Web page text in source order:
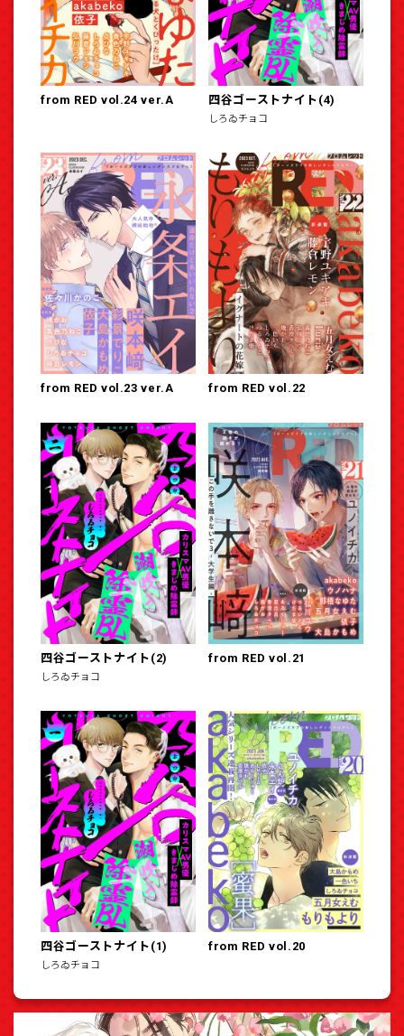
from RED vol.24 ver.A 四谷ゴーストナイト(4)
しろゐチョコ
from RED vol.23 ver.A from RED vol.22
四谷ゴーストナイト(2)
しろゐチョコ
from RED vol.21
四谷ゴーストナイト(1)
しろゐチョコ
from RED vol.20